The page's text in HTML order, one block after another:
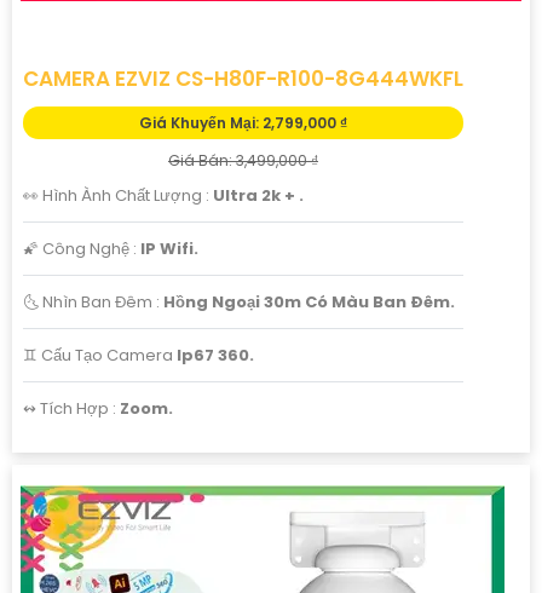
CAMERA EZVIZ CS-H80F-R100-8G444WKFL
Giá Khuyến Mại: 2,799,000 ₫
Giá Bán: 3,499,000 ₫
👀 Hình Ành Chất Lượng : Ultra 2k + .
🌠 Công Nghệ : IP Wifi.
🌜 Nhìn Ban Đêm : Hồng Ngoại 30m Có Màu Ban Ðêm.
♊ Cấu Tạo Camera Ip67 360.
️↭ Tích Hợp : Zoom.